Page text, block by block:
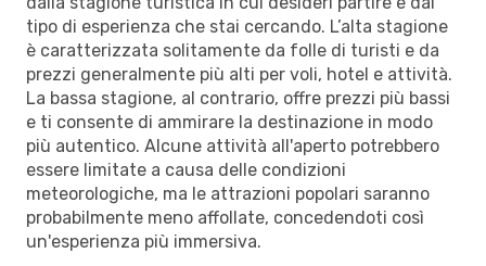
tipo di esperienza che stai cercando. L’alta stagione
è caratterizzata solitamente da folle di turisti e da
prezzi generalmente più alti per voli, hotel e attività.
La bassa stagione, al contrario, offre prezzi più bassi
e ti consente di ammirare la destinazione in modo
più autentico. Alcune attività all'aperto potrebbero
essere limitate a causa delle condizioni
meteorologiche, ma le attrazioni popolari saranno
probabilmente meno affollate, concedendoti così
un'esperienza più immersiva.